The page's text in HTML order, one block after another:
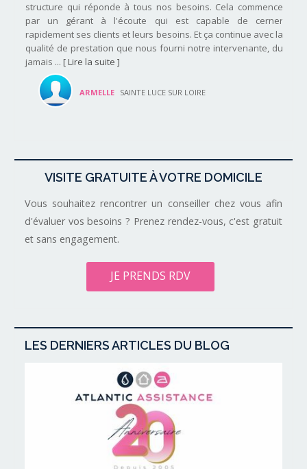
structure qui réponde à tous nos besoins. Cela commence
par un gérant à l'écoute qui est capable de cerner
rapidement ses clients et leurs besoins. Et ça continue avec la
qualité de prestation que nous fourni notre intervenante, du
jamais ... [ Lire la suite ]
ARMELLE SAINTE LUCE SUR LOIRE
VISITE GRATUITE À VOTRE DOMICILE
Vous souhaitez rencontrer un conseiller chez vous afin
d'évaluer vos besoins ? Prenez rendez-vous, c'est gratuit
et sans engagement.
JE PRENDS RDV
LES DERNIERS ARTICLES DU BLOG